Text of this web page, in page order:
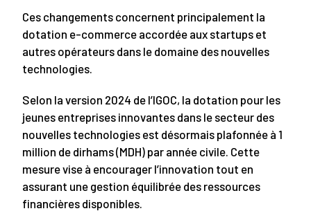
Ces changements concernent principalement la
dotation e-commerce accordée aux startups et
autres opérateurs dans le domaine des nouvelles
technologies.
Selon la version 2024 de l’IGOC, la dotation pour les
jeunes entreprises innovantes dans le secteur des
nouvelles technologies est désormais plafonnée à 1
million de dirhams (MDH) par année civile. Cette
mesure vise à encourager l’innovation tout en
assurant une gestion équilibrée des ressources
financières disponibles.